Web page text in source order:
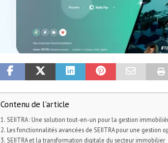
Contenu de l'article
SEIITRA : Une solution tout-en-un pour la gestion
Les fonctionnalités avancées de SEIITRA pour une gestion
SEIITRA et la transformation digitale du secteur immobilier